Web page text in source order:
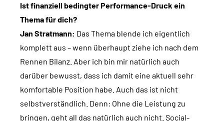
Ist finanziell bedingter Performance-Druck ein
Thema für dich?
Jan Stratmann: Das Thema blende ich eigentlich
komplett aus – wenn überhaupt ziehe ich nach dem
Rennen Bilanz. Aber ich bin mir natürlich auch
darüber bewusst, dass ich damit eine aktuell sehr
komfortable Position habe. Auch das ist nicht
selbstverständlich. Denn: Ohne die Leistung zu
bringen, geht all das natürlich auch nicht. Social-